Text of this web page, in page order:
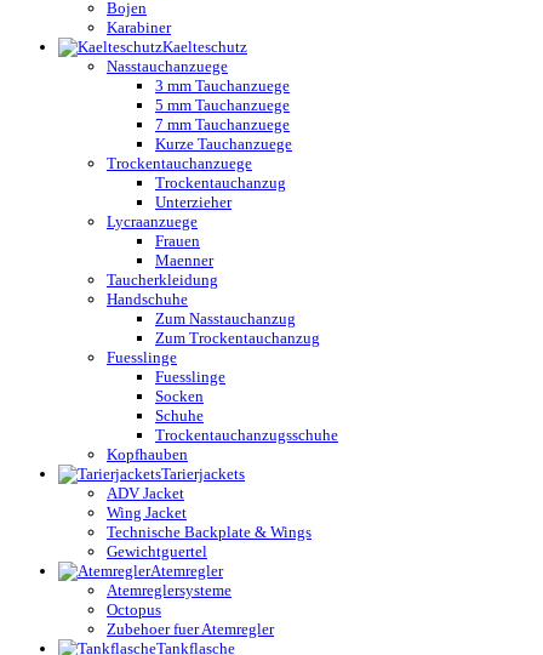
Bojen
Karabiner
Kaelteschutz
Nasstauchanzuege
3 mm Tauchanzuege
5 mm Tauchanzuege
7 mm Tauchanzuege
Kurze Tauchanzuege
Trockentauchanzuege
Trockentauchanzug
Unterzieher
Lycraanzuege
Frauen
Maenner
Taucherkleidung
Handschuhe
Zum Nasstauchanzug
Zum Trockentauchanzug
Fuesslinge
Fuesslinge
Socken
Schuhe
Trockentauchanzugsschuhe
Kopfhauben
Tarierjackets
ADV Jacket
Wing Jacket
Technische Backplate & Wings
Gewichtguertel
Atemregler
Atemreglersysteme
Octopus
Zubehoer fuer Atemregler
Tankflasche